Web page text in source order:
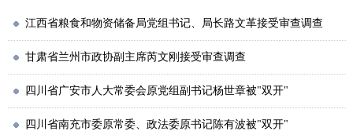
江西省粮食和物资储备局党组书记、局长路文革接受审查调查
甘肃省兰州市政协副主席芮文刚接受审查调查
四川省广安市人大常委会原党组副书记杨世章被"双开"
四川省南充市委原常委、政法委原书记陈有波被"双开"